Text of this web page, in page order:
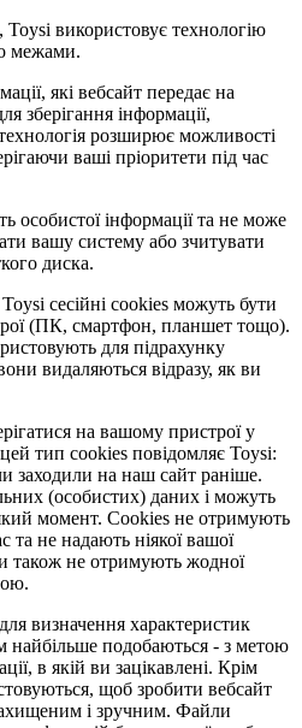
Toysi використовує технологію
межами.
які вебсайт передає на
зберігання інформації,
розширює можливості
ваші пріоритети під час
особистої інформації та не може
вашу систему або зчитувати
диска.
сесійні cookies можуть бути
(ПК, смартфон, планшет тощо).
для підрахунку
видаляються відразу, як ви
на вашому пристрої у
цей тип cookies повідомляє Toysi:
заходили на наш сайт раніше.
(особистих) даних і можуть
момент. Сookies не отримують
та не надають ніякої вашої
також не отримують жодної
визначення характеристик
найбільше подобаються - з метою
в якій ви зацікавлені. Крім
щоб зробити вебсайт
і зручним. Файли